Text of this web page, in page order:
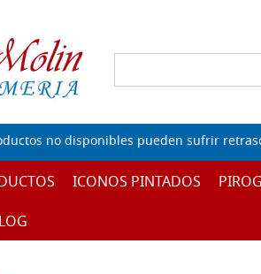
no disponibles pueden sufrir
ICONOS PINTADOS